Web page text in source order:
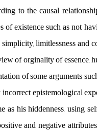
to the causal
existence such as not
limitlessness and
of orginality of
of some arguments
epistemological
as his hiddenness,
and negative